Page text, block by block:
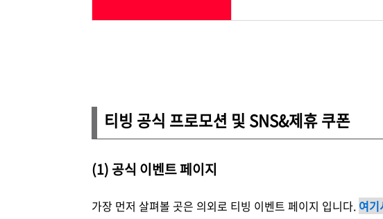
티빙 공식 프로모션 및 SNS&제휴 쿠폰
(1) 공식 이벤트 페이지
가장 먼저 살펴볼 곳은 의외로 티빙 이벤트 페이지 입니다. 여